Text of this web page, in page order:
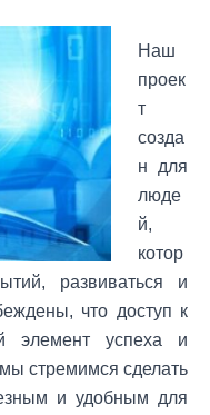
Наш
проек
т
созда
н для
люде
й,
котор
развиваться и
что доступ к
элемент успеха и
стремимся сделать
и удобным для